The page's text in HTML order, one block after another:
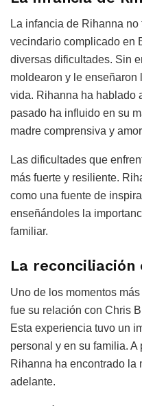
La infancia de Rihanna
vecindario complicado en
diversas dificultades. Sin
moldearon y le
vida. Rihanna ha hablado
pasado ha influido en su
madre comprensiva y
Las dificultades que
más fuerte y resiliente.
como una fuente de
enseñándoles la
familiar.
La reconciliación
Uno de los momentos
fue su relación con Chris
Esta experiencia tuvo un
personal y en su familia.
Rihanna ha encontrado la
adelante.